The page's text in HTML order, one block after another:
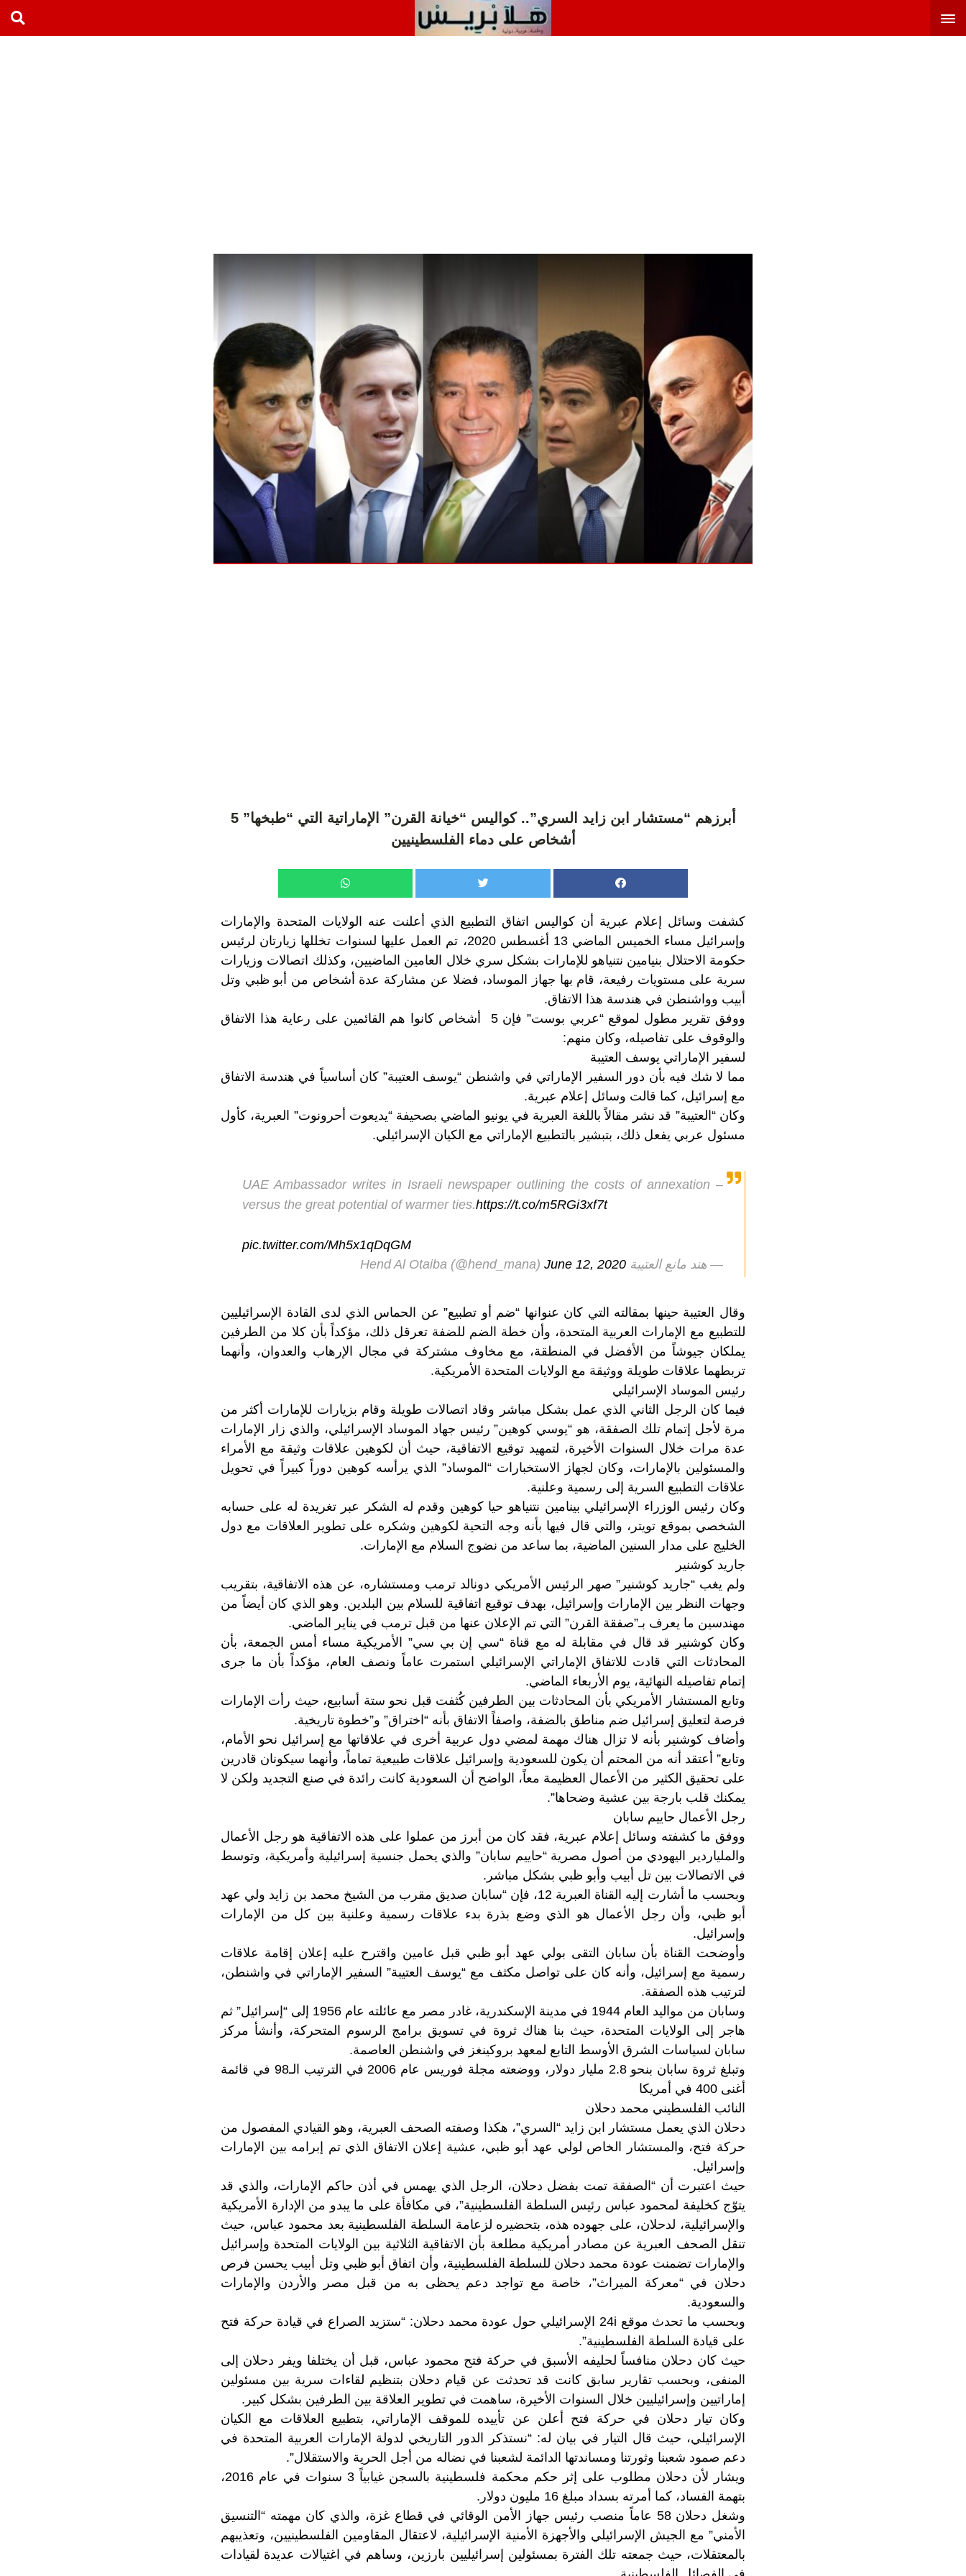
أبرزهم “مستشار ابن زايد السري”.. كواليس “خيانة القرن” الإماراتية التي “طبخها” 5
أشخاص على دماء الفلسطينيين
كشفت وسائل إعلام عبرية أن كواليس اتفاق التطبيع الذي أعلنت عنه الولايات المتحدة والإمارات
وإسرائيل مساء الخميس الماضي 13 أغسطس 2020، تم العمل عليها لسنوات تخللها زيارتان لرئيس
حكومة الاحتلال بنيامين نتنياهو للإمارات بشكل سري خلال العامين الماضيين، وكذلك اتصالات وزيارات
سرية على مستويات رفيعة، قام بها جهاز الموساد، فضلا عن مشاركة عدة أشخاص من أبو ظبي وتل
أبيب وواشنطن في هندسة هذا الاتفاق.
ووفق تقرير مطول لموقع “عربي بوست” فإن 5 أشخاص كانوا هم القائمين على رعاية هذا الاتفاق
والوقوف على تفاصيله، وكان منهم:
لسفير الإماراتي يوسف العتيبة
مما لا شك فيه بأن دور السفير الإماراتي في واشنطن “يوسف العتيبة” كان أساسياً في هندسة الاتفاق
مع إسرائيل، كما قالت وسائل إعلام عبرية.
وكان “العتيبة” قد نشر مقالاً باللغة العبرية في يونيو الماضي بصحيفة “يديعوت أحرونوت” العبرية، كأول
مسئول عربي يفعل ذلك، بتبشير بالتطبيع الإماراتي مع الكيان الإسرائيلي.
UAE Ambassador writes in Israeli newspaper outlining the costs of annexation –
versus the great potential of warmer ties.https://t.co/m5RGi3xf7t
pic.twitter.com/Mh5x1qDqGM
— هند مانع العتيبة Hend Al Otaiba (@hend_mana) June 12, 2020
وقال العتيبة حينها بمقالته التي كان عنوانها “ضم أو تطبيع” عن الحماس الذي لدى القادة الإسرائيليين
للتطبيع مع الإمارات العربية المتحدة، وأن خطة الضم للضفة تعرقل ذلك، مؤكداً بأن كلا من الطرفين
يملكان جيوشاً من الأفضل في المنطقة، مع مخاوف مشتركة في مجال الإرهاب والعدوان، وأنهما
تربطهما علاقات طويلة ووثيقة مع الولايات المتحدة الأمريكية.
رئيس الموساد الإسرائيلي
فيما كان الرجل الثاني الذي عمل بشكل مباشر وقاد اتصالات طويلة وقام بزيارات للإمارات أكثر من
مرة لأجل إتمام تلك الصفقة، هو “يوسي كوهين” رئيس جهاد الموساد الإسرائيلي، والذي زار الإمارات
عدة مرات خلال السنوات الأخيرة، لتمهيد توقيع الاتفاقية، حيث أن لكوهين علاقات وثيقة مع الأمراء
والمسئولين بالإمارات، وكان لجهاز الاستخبارات “الموساد” الذي يرأسه كوهين دوراً كبيراً في تحويل
علاقات التطبيع السرية إلى رسمية وعلنية.
وكان رئيس الوزراء الإسرائيلي بينامين نتنياهو حيا كوهين وقدم له الشكر عبر تغريدة له على حسابه
الشخصي بموقع تويتر، والتي قال فيها بأنه وجه التحية لكوهين وشكره على تطوير العلاقات مع دول
الخليج على مدار السنين الماضية، بما ساعد من نضوج السلام مع الإمارات.
جاريد كوشنير
ولم يغب “جاريد كوشنير” صهر الرئيس الأمريكي دونالد ترمب ومستشاره، عن هذه الاتفاقية، بتقريب
وجهات النظر بين الإمارات وإسرائيل، بهدف توقيع اتفاقية للسلام بين البلدين. وهو الذي كان أيضاً من
مهندسين ما يعرف بـ”صفقة القرن” التي تم الإعلان عنها من قبل ترمب في يناير الماضي.
وكان كوشنير قد قال في مقابلة له مع قناة “سي إن بي سي” الأمريكية مساء أمس الجمعة، بأن
المحادثات التي قادت للاتفاق الإماراتي الإسرائيلي استمرت عاماً ونصف العام، مؤكداً بأن ما جرى
إتمام تفاصيله النهائية، يوم الأربعاء الماضي.
وتابع المستشار الأمريكي بأن المحادثات بين الطرفين كُثفت قبل نحو ستة أسابيع، حيث رأت الإمارات
فرصة لتعليق إسرائيل ضم مناطق بالضفة، واصفاً الاتفاق بأنه “اختراق” و”خطوة تاريخية.
وأضاف كوشنير بأنه لا تزال هناك مهمة لمضي دول عربية أخرى في علاقاتها مع إسرائيل نحو الأمام،
وتابع” أعتقد أنه من المحتم أن يكون للسعودية وإسرائيل علاقات طبيعية تماماً، وأنهما سيكونان قادرين
على تحقيق الكثير من الأعمال العظيمة معاً، الواضح أن السعودية كانت رائدة في صنع التجديد ولكن لا
يمكنك قلب بارجة بين عشية وضحاها”.
رجل الأعمال حاييم سابان
ووفق ما كشفته وسائل إعلام عبرية، فقد كان من أبرز من عملوا على هذه الاتفاقية هو رجل الأعمال
والملياردير اليهودي من أصول مصرية “حاييم سابان” والذي يحمل جنسية إسرائيلية وأمريكية، وتوسط
في الاتصالات بين تل أبيب وأبو ظبي بشكل مباشر.
وبحسب ما أشارت إليه القناة العبرية 12، فإن “سابان صديق مقرب من الشيخ
محمد بن زايد ولي عهد
أبو ظبي، وأن رجل الأعمال هو الذي وضع بذرة بدء علاقات رسمية وعلنية بين كل من الإمارات
وإسرائيل.
وأوضحت القناة بأن سابان التقى بولي عهد أبو ظبي قبل عامين واقترح عليه إعلان إقامة علاقات
رسمية مع إسرائيل، وأنه كان على تواصل مكثف مع “يوسف العتيبة” السفير الإماراتي في واشنطن،
لترتيب هذه الصفقة.
وسابان من مواليد العام 1944 في مدينة الإسكندرية، غادر مصر مع عائلته عام 1956 إلى “إسرائيل” ثم
هاجر إلى الولايات المتحدة، حيث بنا هناك ثروة في تسويق برامج الرسوم المتحركة، وأنشأ مركز
سابان لسياسات الشرق الأوسط التابع لمعهد بروكينغز في واشنطن العاصمة.
وتبلغ ثروة سابان بنحو 2.8 مليار دولار، ووضعته مجلة فوريس عام 2006 في الترتيب الـ98 في قائمة
أغنى 400 في أمريكا
النائب الفلسطيني محمد دحلان
دحلان الذي يعمل مستشار ابن زايد “السري”، هكذا وصفته الصحف العبرية، وهو القيادي المفصول من
حركة فتح، والمستشار الخاص لولي عهد أبو ظبي، عشية إعلان الاتفاق الذي تم إبرامه بين الإمارات
وإسرائيل.
حيث اعتبرت أن “الصفقة تمت بفضل دحلان، الرجل الذي يهمس في أذن حاكم الإمارات، والذي قد
يتوّج كخليفة لمحمود عباس رئيس السلطة الفلسطينية”، في مكافأة على ما يبدو من الإدارة الأمريكية
والإسرائيلية، لدحلان، على جهوده هذه، بتحضيره لزعامة السلطة الفلسطينية بعد محمود عباس، حيث
تنقل الصحف العبرية عن مصادر أمريكية مطلعة بأن الاتفاقية الثلاثية بين الولايات المتحدة وإسرائيل
والإمارات تضمنت عودة محمد دحلان للسلطة الفلسطينية، وأن اتفاق أبو ظبي وتل أبيب يحسن فرص
دحلان في “معركة الميراث”، خاصة مع تواجد دعم يحظى به من قبل مصر والأردن والإمارات
والسعودية.
وبحسب ما تحدث موقع 24i الإسرائيلي حول عودة محمد دحلان: “ستزيد الصراع في قيادة حركة فتح
على قيادة السلطة الفلسطينية”.
حيث كان دحلان منافساً لحليفه الأسبق في حركة فتح محمود عباس، قبل أن يختلفا ويفر دحلان إلى
المنفى، وبحسب تقارير سابق كانت قد تحدثت عن قيام دحلان بتنظيم لقاءات سرية بين مسئولين
إماراتيين وإسرائيليين خلال السنوات الأخيرة، ساهمت في تطوير العلاقة بين الطرفين بشكل كبير.
وكان تيار دحلان في حركة فتح أعلن عن تأييده للموقف الإماراتي، بتطبيع العلاقات مع الكيان
الإسرائيلي، حيث قال التيار في بيان له: “نستذكر الدور التاريخي لدولة الإمارات العربية المتحدة في
دعم صمود شعبنا وثورتنا ومساندتها الدائمة لشعبنا في نضاله من أجل الحرية والاستقلال”.
ويشار لأن دحلان مطلوب على إثر حكم محكمة فلسطينية بالسجن غيابياً 3 سنوات في عام 2016،
بتهمة الفساد، كما أمرته بسداد مبلغ 16 مليون دولار.
وشغل دحلان 58 عاماً منصب رئيس جهاز الأمن الوقائي في قطاع غزة، والذي كان مهمته “التنسيق
الأمني” مع الجيش الإسرائيلي والأجهزة الأمنية الإسرائيلية، لاعتقال المقاومين الفلسطينيين، وتعذيبهم
بالمعتقلات، حيث جمعته تلك الفترة بمسئولين إسرائيليين بارزين، وساهم في اغتيالات عديدة لقيادات